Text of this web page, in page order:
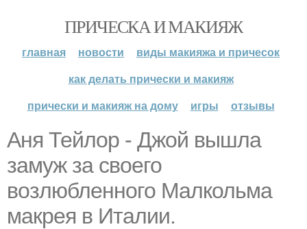
ПРИЧЕСКА И МАКИЯЖ
главная новости
виды макияжа и причесок
как делать прически и макияж
прически и макияж на дому
игры отзывы
Аня Тейлор - Джой вышла
замуж за своего
возлюбленного Малкольма
макрея в Италии.